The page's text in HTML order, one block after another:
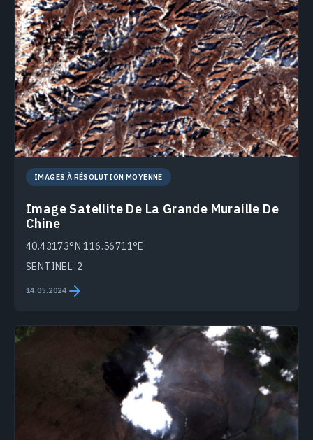
IMAGES À RÉSOLUTION MOYENNE
Image Satellite De La Grande Muraille De
Chine
40.43173°N 116.56711°E
SENTINEL-2
14.05.2024